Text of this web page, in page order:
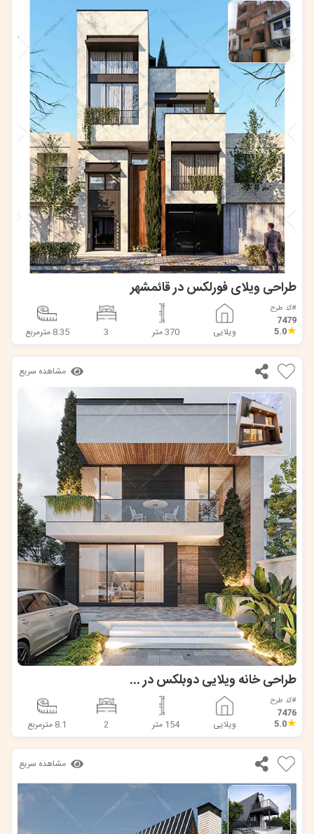
طراحی ویلای فورلکس در قائمشهر
#کد طرح
7479
★
5.0 ویلایی 370 متر 3 8.35 مترمربع
مشاهده سریع
طراحی خانه ویلایی دوبلکس در جویبار
#کد طرح
7476
★
5.0 ویلایی 154 متر 2 8.1 مترمربع
مشاهده سریع